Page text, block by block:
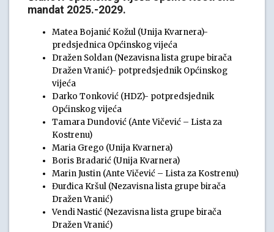
mandat 2025.-2029.
Matea Bojanić Kožul (Unija Kvarnera)-
predsjednica Općinskog vijeća
Dražen Soldan (Nezavisna lista grupe birača
Dražen Vranić)- potpredsjednik Općinskog
vijeća
Darko Tonković (HDZ)- potpredsjednik
Općinskog vijeća
Tamara Dundović (Ante Vičević – Lista za
Kostrenu)
Maria Grego (Unija Kvarnera)
Boris Bradarić (Unija Kvarnera)
Marin Justin (Ante Vičević – Lista za Kostrenu)
Đurđica Kršul (Nezavisna lista grupe birača
Dražen Vranić)
Vendi Nastić (Nezavisna lista grupe birača
Dražen Vranić)